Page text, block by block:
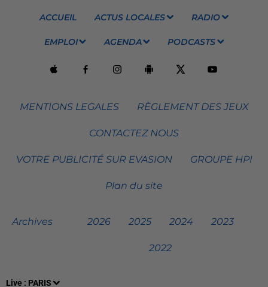
Live : PARIS
ACCUEIL ACTUS LOCALES RADIO
EMPLOI AGENDA PODCASTS
MENTIONS LEGALES RÈGLEMENT DES JEUX
CONTACTEZ NOUS
VOTRE PUBLICITÉ SUR EVASION GROUPE HPI
Plan du site
Archives 2026 2025 2024 2023
2022